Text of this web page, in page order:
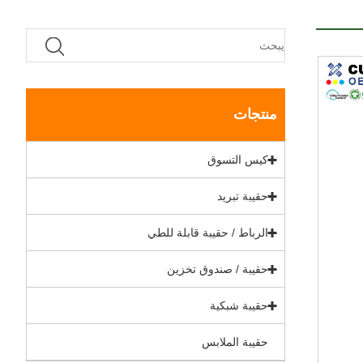
منتجات
كيس التسوق
حقيبة تبريد
الرباط / حقيبة قابلة للطي
حقيبة / صندوق تخزين
حقيبة شبكية
حقيبة الملابس